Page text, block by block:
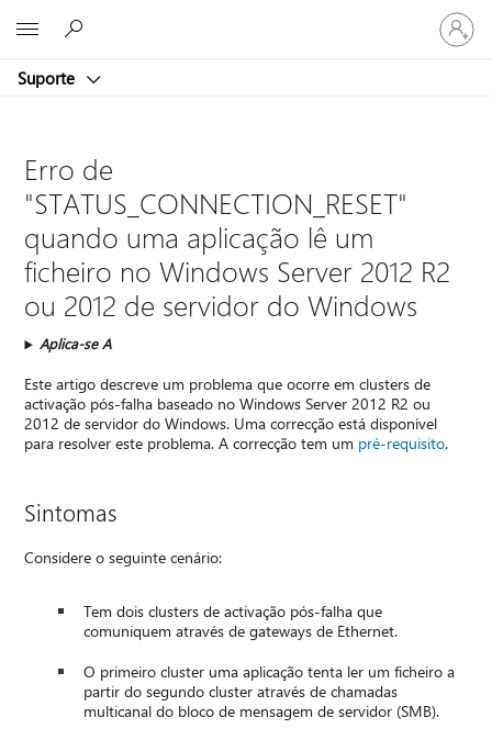
Suporte
Iniciar
sessão
na
Erro de
"STATUS_CONNECTION_RESET"
quando uma aplicação lê um
ficheiro no Windows Server 2012 R2
ou 2012 de servidor do Windows
Aplica-se A
Este artigo descreve um problema que ocorre em clusters de
activação pós-falha baseado no Windows Server 2012 R2 ou
2012 de servidor do Windows. Uma correcção está disponível
para resolver este problema. A correcção tem um pré-requisito.
Sintomas
Considere o seguinte cenário:
Tem dois clusters de activação pós-falha que
comuniquem através de gateways de Ethernet.
O primeiro cluster uma aplicação tenta ler um ficheiro a
partir do segundo cluster através de chamadas
multicanal do bloco de mensagem de servidor (SMB).